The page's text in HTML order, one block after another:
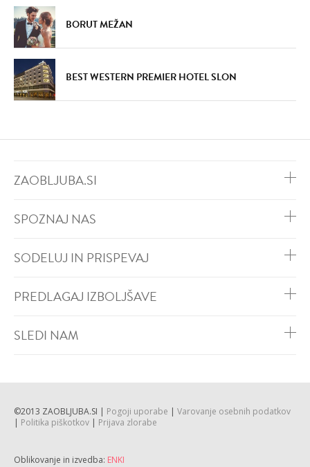
BORUT MEŽAN
BEST WESTERN PREMIER HOTEL SLON
ZAOBLJUBA.SI
SPOZNAJ NAS
SODELUJ IN PRISPEVAJ
PREDLAGAJ IZBOLJŠAVE
SLEDI NAM
©2013 ZAOBLJUBA.SI | Pogoji uporabe | Varovanje osebnih podatkov
| Politika piškotkov | Prijava zlorabe
Oblikovanje in izvedba: ENKI